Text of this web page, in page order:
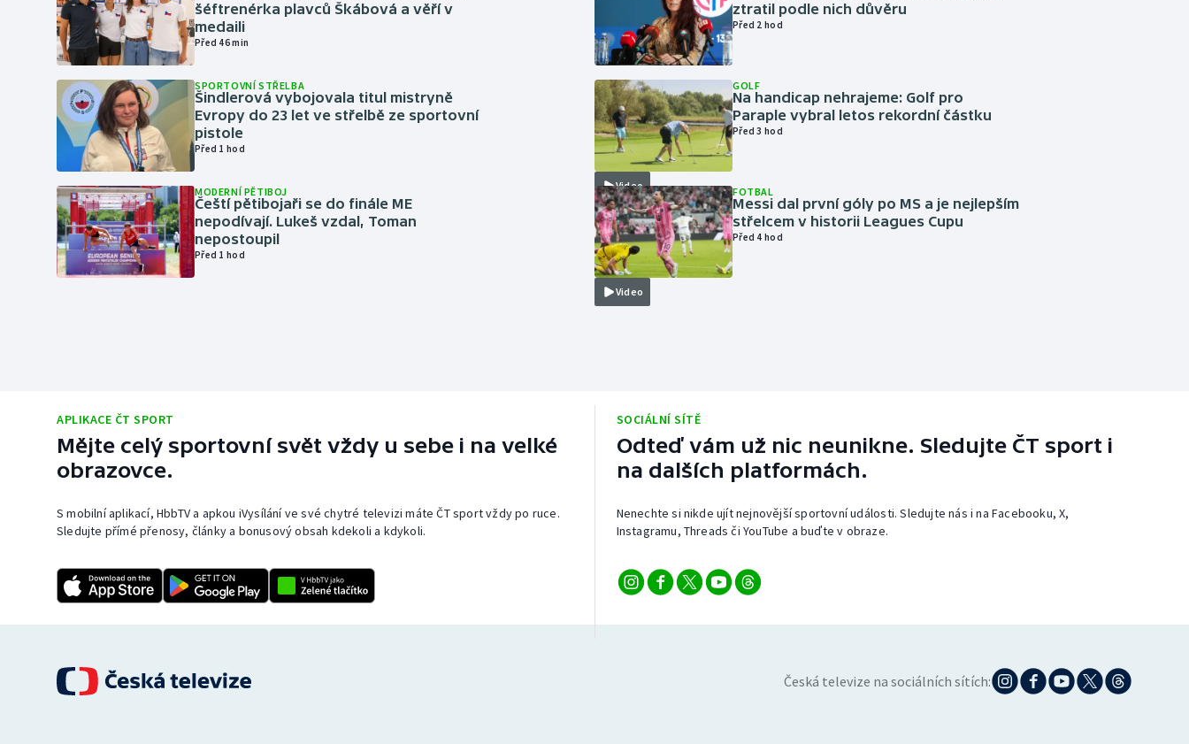
šéftrenérka plavců Škábová a věří v
medaili
Před 46 min
SPORTOVNÍ STŘELBA
Šindlerová vybojovala titul mistryně
Evropy do 23 let ve střelbě ze sportovní
pistole
Před 1 hod
MODERNÍ PĚTIBOJ
Čeští pětibojaři se do finále ME
nepodívají. Lukeš vzdal, Toman
nepostoupil
Před 1 hod
ztratil podle nich důvěru
Před 2 hod
Video
GOLF
Na handicap nehrajeme: Golf pro
Paraple vybral letos rekordní částku
Před 3 hod
Video
FOTBAL
Messi dal první góly po MS a je nejlepším
střelcem v historii Leagues Cupu
Před 4 hod
APLIKACE ČT SPORT
Mějte celý sportovní svět vždy u sebe i na velké
obrazovce.
S mobilní aplikací, HbbTV a apkou iVysílání ve své chytré televizi máte ČT sport vždy po ruce.
Sledujte přímé přenosy, články a bonusový obsah kdekoli a kdykoli.
SOCIÁLNÍ SÍTĚ
Odteď vám už nic neunikne. Sledujte ČT sport i
na dalších platformách.
Nenechte si nikde ujít nejnovější sportovní události. Sledujte nás i na Facebooku, X,
Instagramu, Threads či YouTube a buďte v obraze.
Česká televize na sociálních sítích: